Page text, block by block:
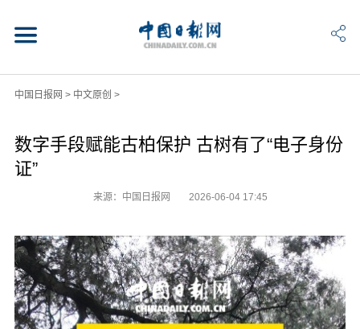
中国日报网 > 中文原创 >
数字手段赋能古柏保护 古树有了“电子身份
证”
来源：中国日报网 2026-06-04 17:45